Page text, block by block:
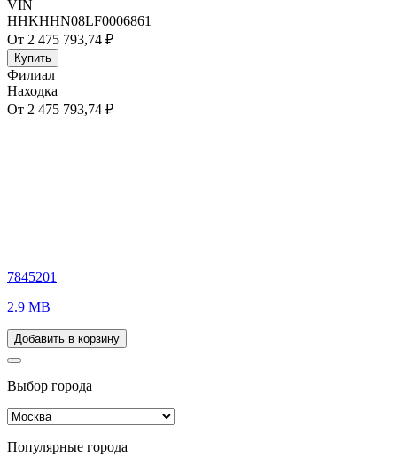
VIN
HHKHHN08LF0006861
От 2 475 793,74 ₽
Купить
Филиал
Находка
От 2 475 793,74 ₽
7845201
2.9 MB
Добавить в корзину
Выбор города
Популярные города